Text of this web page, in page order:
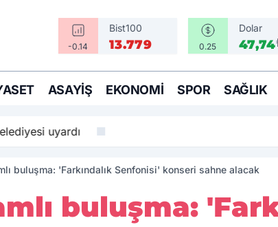
-0.14
Bist100
13.779 0.25
Dolar
47,74
ASAYIŞ EKONOMI SPOR SAĞLIK
uyardı
buluşma: 'Farkındalık Senfonisi' konseri sahne alacak
buluşma: